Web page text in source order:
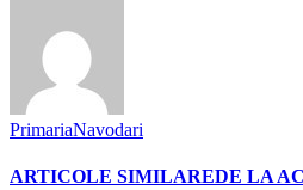
PrimariaNavodari
ARTICOLE SIMILAREDE LA